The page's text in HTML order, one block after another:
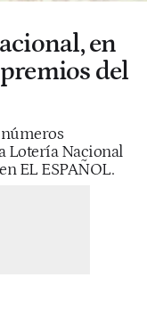
en
del
Lotería Nacional
EL ESPAÑOL.